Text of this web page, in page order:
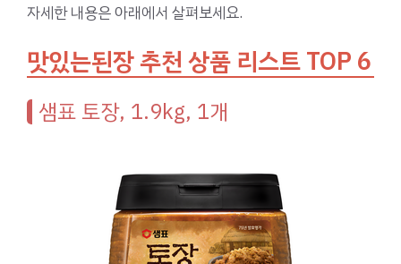
자세한 내용은 아래에서 살펴보세요.
맛있는된장 추천 상품 리스트 TOP 6
샘표 토장, 1.9kg, 1개